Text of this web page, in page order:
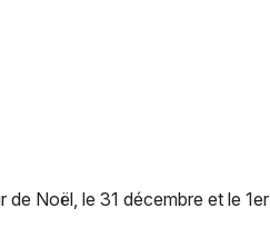
Noël, le 31 décembre et le 1er